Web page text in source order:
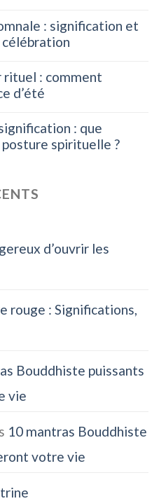
: signification et
rituel : comment
d’été
: que
spirituelle ?
d’ouvrir les
rouge : Significations,
Bouddhiste puissants
vie
10 mantras Bouddhiste
votre vie